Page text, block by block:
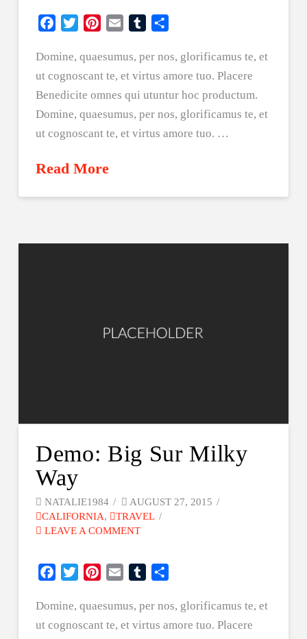
Facebook
Twitter PinterestEmail Tumblr
Domine, quaesumus, per nos, glorificamus te, et
ut cognoscant te, et virtus amore tuo. Placere
Benedicite omnes qui utuntur hoc productum.
Domine, quaesumus, per nos, glorificamus te, et
ut cognoscant te, et virtus amore tuo. …
Read More
Demo: Big Sur Milky
Way
NATALIE1984
AUGUST 27, 2015
CALIFORNIA,
TRAVEL
LEAVE A COMMENT
Facebook
Twitter PinterestEmail Tumblr
Domine, quaesumus, per nos, glorificamus te, et
ut cognoscant te, et virtus amore tuo. Placere